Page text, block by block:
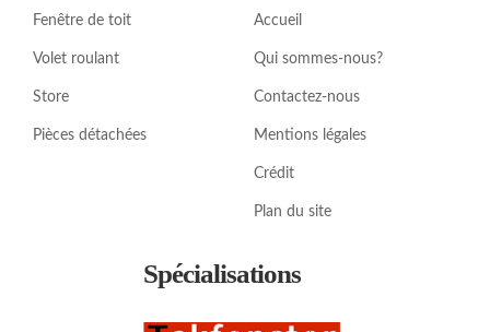
Fenêtre de toit
Volet roulant
Store
Pièces détachées
Accueil
Qui sommes-nous?
Contactez-nous
Mentions légales
Crédit
Plan du site
Spécialisations